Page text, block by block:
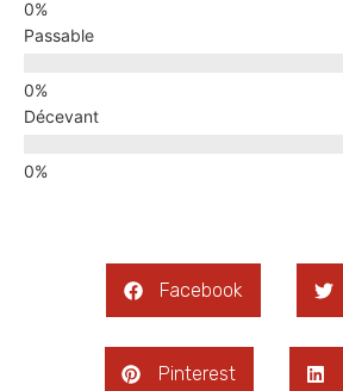
Passable
Décevant
Facebook
Pinterest